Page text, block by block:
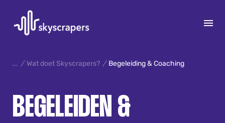
15
/ Wat doet Skyscrapers? / Begeleiding & Coaching
BEGELEIDEN &